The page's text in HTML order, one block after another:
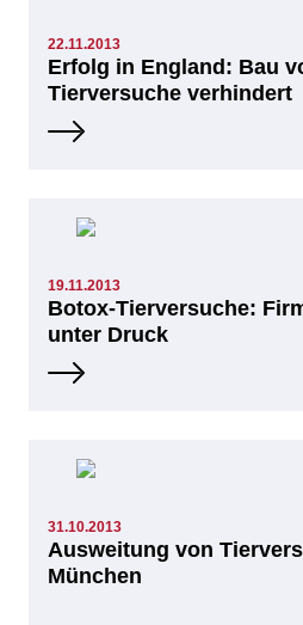
22.11.2013
Erfolg in England: Bau
Tierversuche verhindert
19.11.2013
Botox-Tierversuche:
unter Druck
31.10.2013
Ausweitung von
München